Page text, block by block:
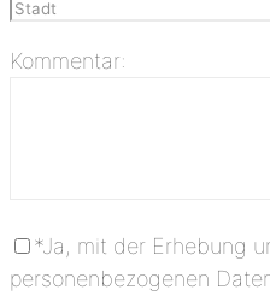
Kommentar:
*Ja, mit der Erhebung
personenbezogenen